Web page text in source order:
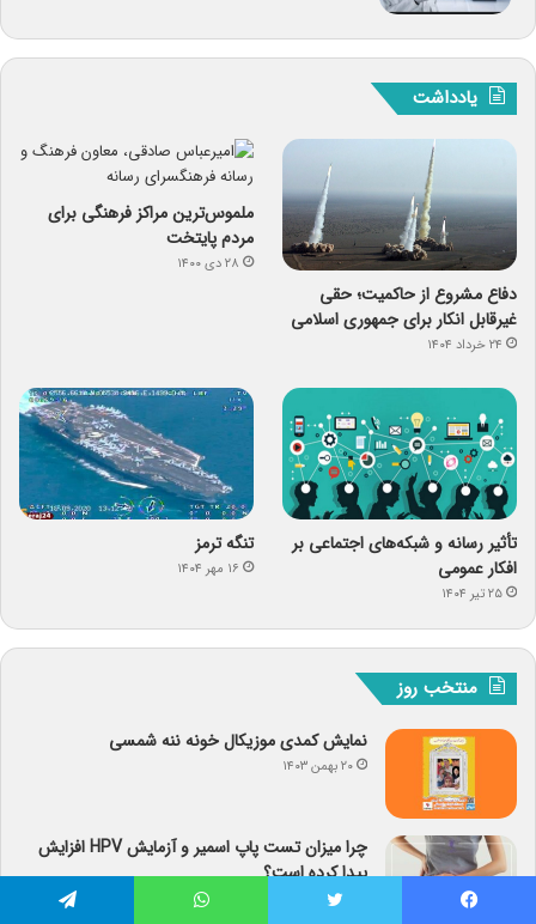
یادداشت
دفاع مشروع از حاکمیت؛ حقی
غیرقابل انکار برای جمهوری اسلامی
۲۴ خرداد ۱۴۰۴
ملموس‌ترین مراکز فرهنگی برای
مردم پایتخت
۲۸ دی ۱۴۰۰
تأثیر رسانه و شبکه‌های اجتماعی بر
افکار عمومی
۲۵ تیر ۱۴۰۴
تنگه ترمز
۱۶ مهر ۱۴۰۴
منتخب روز
نمایش کمدی موزیکال خونه ننه شمسی
۲۰ بهمن ۱۴۰۳
چرا میزان تست پاپ اسمیر و آزمایش HPV افزایش
پیدا کرده است؟
۲۳ اردیبهشت ۱۴۰۳